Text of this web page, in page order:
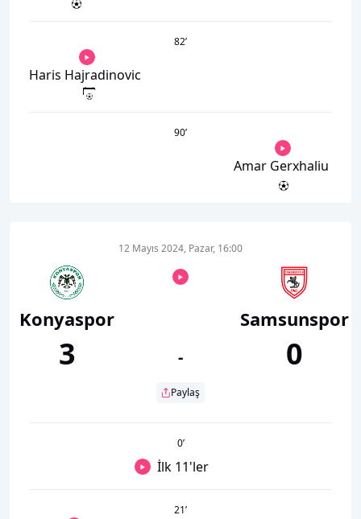
82’
Haris Hajradinovic
90’
Amar Gerxhaliu
Konyaspor
3
12 Mayıs 2024, Pazar, 16:00
-
Paylaş
Samsunspor
0
0’
İlk 11'ler
21’